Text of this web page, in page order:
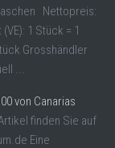
Nettopreis:
1 Stück = 1
Grosshändler
...
von Canarias
finden Sie auf
Eine